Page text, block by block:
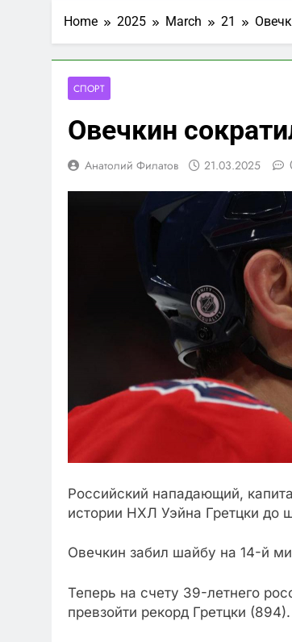
Home 2025 March 21
СПОРТ
Овечкин
Анатолий Филатов 21.03.2025
Российский нападающий,
истории НХЛ Уэйна Гретцки до
Овечкин забил шайбу на 14-й
Теперь на счету 39-летнего
превзойти рекорд Гретцки (894).